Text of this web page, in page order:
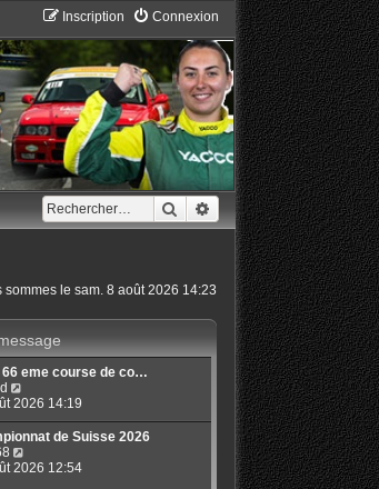
Connexion
Inscription
RechercherRecherche avancée
sommes le sam. 8 août 2026 14:23
66 eme course de co…
o
n
s
l
2026 14:19
de Suisse 2026
o
2026 12:54